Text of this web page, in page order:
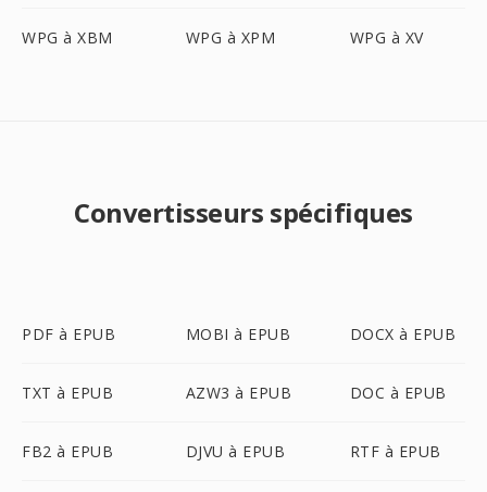
WPG à XBM WPG à XPM WPG à XV
Convertisseurs spécifiques
PDF à EPUB MOBI à EPUB DOCX à EPUB
TXT à EPUB AZW3 à EPUB DOC à EPUB
FB2 à EPUB DJVU à EPUB RTF à EPUB